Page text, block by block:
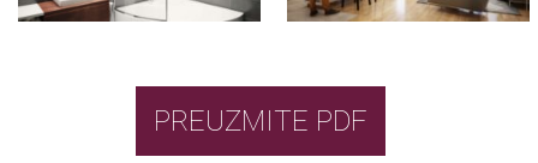
PREUZMITE PDF